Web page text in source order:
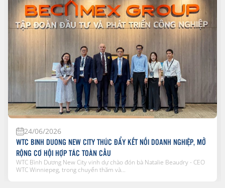
24/06/2026
WTC BINH DUONG NEW CITY THÚC ĐẨY KẾT NỐI DOANH NGHIỆP, MỞ
RỘNG CƠ HỘI HỢP TÁC TOÀN CẦU
WTC Bình Dương New City vinh dự chào đón bà Natalie Beaudry - CEO
WTC Winniepeg, trong chuyến thăm và...